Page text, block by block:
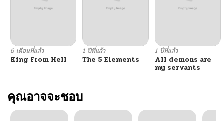
ตอนที่ 52 09/20/2025
ตอนที่ 51
ตอนที่ 50 09/20/2025
ตอนที่ 49
6 เดือนที่แล้ว
King From Hell
1 ปีที่แล้ว
The 5 Elements
1 ปีที่แล้ว
All demons are
my servants
คุณอาจจะชอบ